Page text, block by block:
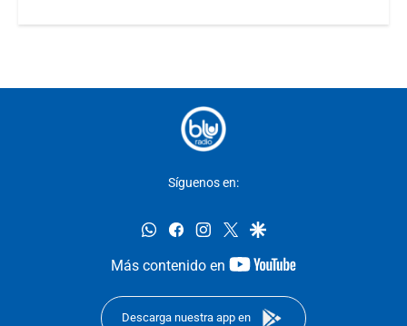
Síguenos en:
whatsappfacebookinstagram
twittergoogle
Más contenido en
youtube-
Descarga nuestra app en